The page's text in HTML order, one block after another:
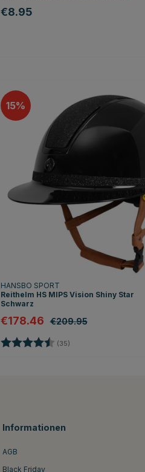
€8.95
15
HANSBO SPORT
Reithelm HS MIPS Vision Shiny Star
Schwarz
€178.46 €209.95
Bewertung: (35)
Informationen
AGB
Black Friday